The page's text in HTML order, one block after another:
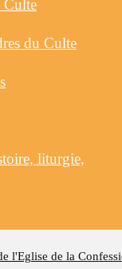
l'Eglise de la
du Culte
liturgie,